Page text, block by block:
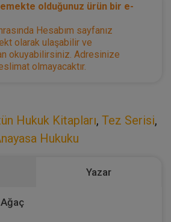
olduğunuz ürün bir e-
Hesabım sayfanız
olarak ulaşabilir ve
okuyabilirsiniz. Adresinize
olmayacaktır.
Hukuk Kitapları, Tez Serisi,
Hukuku
Yazar